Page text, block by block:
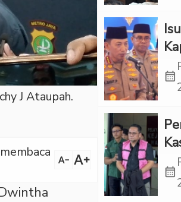
J Ataupah.
text_decrease text_increase
calendar_month
calendar_month